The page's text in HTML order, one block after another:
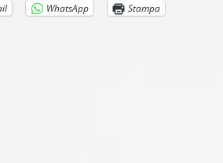
WhatsApp Stampa